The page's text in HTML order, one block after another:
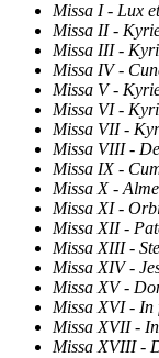
Missa I- Lux
Missa II-
Missa III-
Missa IV-
Missa V-
Missa VI-
Missa VII-
Missa VIII-
Missa IX-
Missa X-
Missa XI-
Missa XII-
Missa XIII-
Missa XIV-
Missa XV-
Missa XVI- In
Missa XVII-
Missa XVIII-